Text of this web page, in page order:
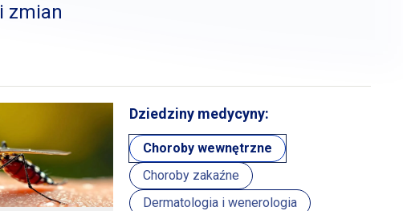
i zmian
Dziedziny medycyny:
Choroby wewnętrzne
Choroby zakaźne
Dermatologia i wenerologia